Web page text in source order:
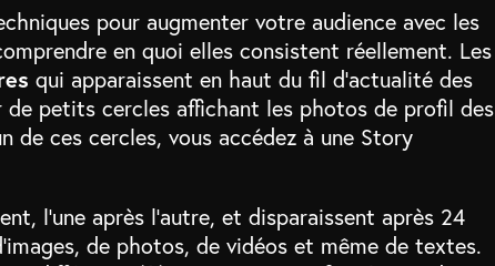
pour augmenter votre audience avec les
en quoi elles consistent réellement. Les
qui apparaissent en haut du fil d’actualité des
petits cercles affichant les photos de profil des
de ces cercles, vous accédez à une Story
l’une après l’autre, et disparaissent après 24
de photos, de vidéos et même de textes.